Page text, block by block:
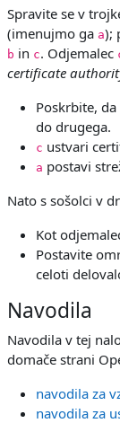
Spravite se v
(imenujmo ga a);
b in c. Odjemalec
certificate
Poskrbite,
do drugega.
c ustvari
a postavi
Nato s sošolci v
Kot
Postavite
celoti
Navodila
Navodila v tej
domače strani
navodila za
navodila za